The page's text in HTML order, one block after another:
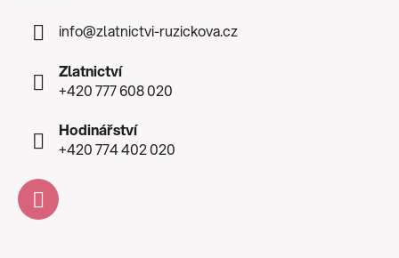
info@zlatnictvi-ruzickova.cz
Zlatnictví
+420 777 608 020
Hodinářství
+420 774 402 020